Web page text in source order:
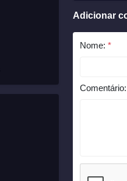
Adicionar
Nome: *
Comentário: